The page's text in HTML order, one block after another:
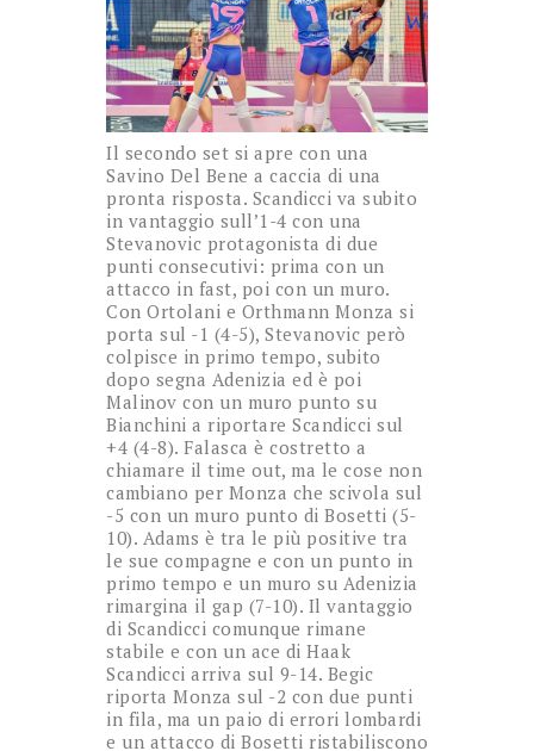
Il secondo set si apre con una
Savino Del Bene a caccia di una
pronta risposta. Scandicci va subito
in vantaggio sull’1-4 con una
Stevanovic protagonista di due
punti consecutivi: prima con un
attacco in fast, poi con un muro.
Con Ortolani e Orthmann Monza si
porta sul -1 (4-5), Stevanovic però
colpisce in primo tempo, subito
dopo segna Adenizia ed è poi
Malinov con un muro punto su
Bianchini a riportare Scandicci sul
+4 (4-8). Falasca è costretto a
chiamare il time out, ma le cose non
cambiano per Monza che scivola sul
-5 con un muro punto di Bosetti (5-
10). Adams è tra le più positive tra
le sue compagne e con un punto in
primo tempo e un muro su Adenizia
rimargina il gap (7-10). Il vantaggio
di Scandicci comunque rimane
stabile e con un ace di Haak
Scandicci arriva sul 9-14. Begic
riporta Monza sul -2 con due punti
in fila, ma un paio di errori lombardi
e un attacco di Bosetti ristabiliscono